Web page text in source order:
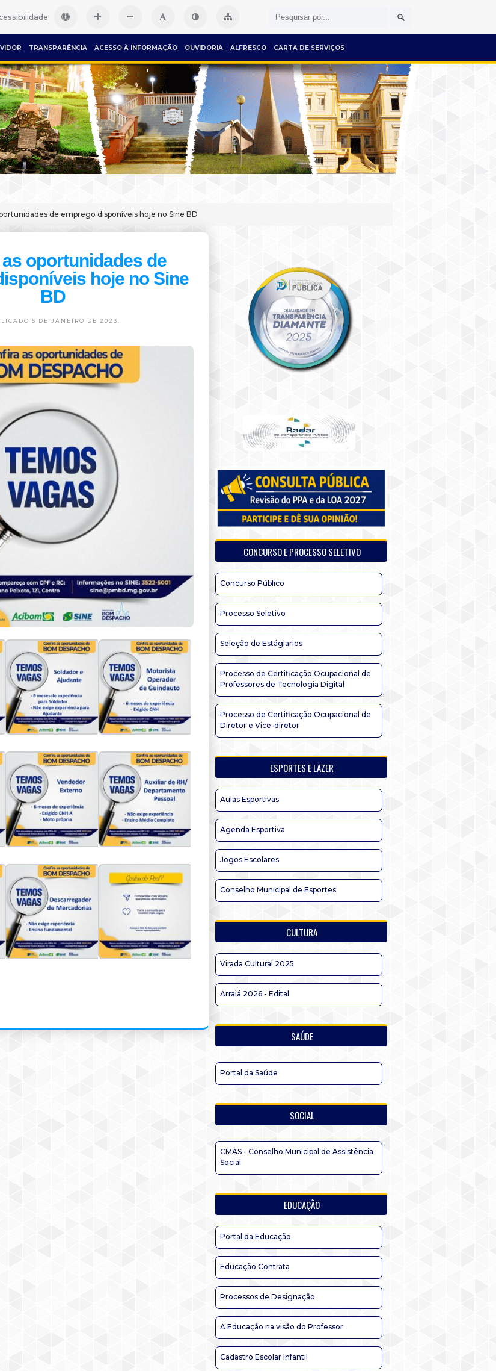
TRANSPARÊNCIA ACESSO À INFORMAÇÃO OUVIDORIA ALFRESCO CARTA DE SERVIÇOS
de emprego disponíveis hoje no Sine BD
oportunidades de
hoje no Sine
BD
5 DE JANEIRO DE 2023.
CONCURSO E PROCESSO SELETIVO
Concurso Público
Processo Seletivo
Seleção de Estágiarios
Processo de Certificação Ocupacional de
Professores de Tecnologia Digital
Processo de Certificação Ocupacional de
Diretor e Vice-diretor
ESPORTES E LAZER
Aulas Esportivas
Agenda Esportiva
Jogos Escolares
Conselho Municipal de Esportes
CULTURA
Virada Cultural 2025
Arraiá 2026 - Edital
SAÚDE
Portal da Saúde
SOCIAL
CMAS - Conselho Municipal de Assistência
Social
EDUCAÇÃO
Portal da Educação
Educação Contrata
Processos de Designação
A Educação na visão do Professor
Cadastro Escolar Infantil